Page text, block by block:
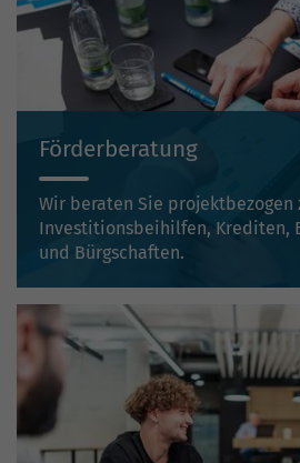
Förderberatung
Wir beraten Sie projektbezogen
Investitionsbeihilfen, Krediten,
und Bürgschaften.